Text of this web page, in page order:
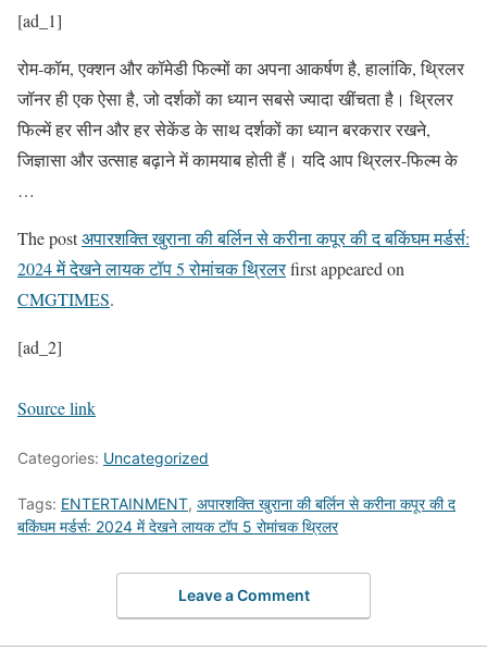
[ad_1]
रोम-कॉम, एक्शन और कॉमेडी फिल्मों का अपना आकर्षण है, हालांकि, थ्रिलर
जॉनर ही एक ऐसा है, जो दर्शकों का ध्यान सबसे ज्यादा खींचता है। थ्रिलर
फिल्में हर सीन और हर सेकेंड के साथ दर्शकों का ध्यान बरकरार रखने,
जिज्ञासा और उत्साह बढ़ाने में कामयाब होती हैं। यदि आप थ्रिलर-फिल्म के
…
The postअपारशक्ति खुराना की बर्लिन से करीना कपूर की द बकिंघम मर्डर्स:
2024 में देखने लायक टॉप 5 रोमांचक थ्रिलरfirst appeared on
CMGTIMES.
[ad_2]
Source link
Categories: Uncategorized
Tags: ENTERTAINMENT, अपारशक्ति खुराना की बर्लिन से करीना कपूर की द
बकिंघम मर्डर्स: 2024 में देखने लायक टॉप 5 रोमांचक थ्रिलर
Leave a Comment